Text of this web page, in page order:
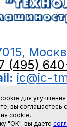
для улучшения
вы соглашаетесь
cookie.
"ОК", вы даете
(495)
ic@ic-